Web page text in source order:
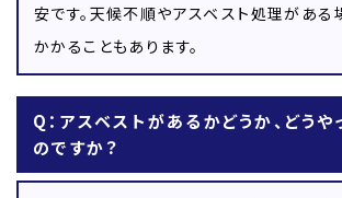
安です。天候不順やアスベスト処理がある
かかることもあります。
Q：アスベストがあるかどうか、どうや
のですか？